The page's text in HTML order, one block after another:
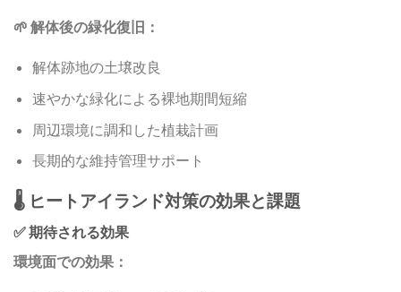
🌱 解体後の緑化復旧：
解体跡地の土壌改良
速やかな緑化による裸地期間短縮
周辺環境に調和した植栽計画
長期的な維持管理サポート
🌡️ ヒートアイランド対策の効果と課題
✅ 期待される効果
環境面での効果：